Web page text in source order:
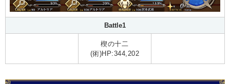
Battle1
楔の十二
(術)HP:344,202